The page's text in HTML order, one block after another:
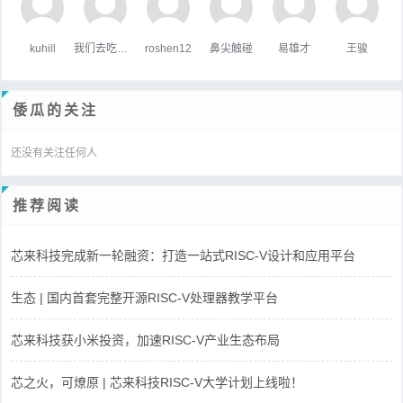
kuhill roshen12 鼻尖触碰 易雄才 王骏
倭瓜的关注
还没有关注任何人
推荐阅读
芯来科技完成新一轮融资：打造一站式RISC-V设计和应用平台
生态 | 国内首套完整开源RISC-V处理器教学平台
芯来科技获小米投资，加速RISC-V产业生态布局
芯之火，可燎原 | 芯来科技RISC-V大学计划上线啦！